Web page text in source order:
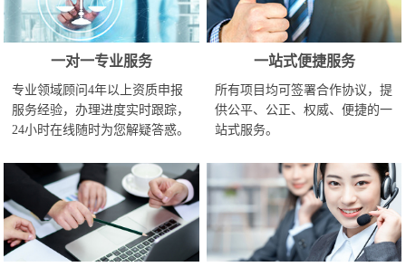
一对一专业服务
专业领域顾问4年以上资质申报
服务经验，办理进度实时跟踪，
24小时在线随时为您解疑答惑。
一站式便捷服务
所有项目均可签署合作协议，提
供公平、公正、权威、便捷的一
站式服务。